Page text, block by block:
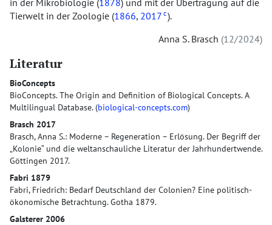
in der Mikrobiologie (1878) und mit der Übertragung auf die
Tierwelt in der Zoologie (1866, 2017 c).
Anna S. Brasch 12/2024
Literatur
BioConcepts
BioConcepts. The Origin and Definition of Biological Concepts. A
Multilingual Database. (biological-concepts.com)
Brasch 2017
Brasch, Anna S.: Moderne – Regeneration – Erlösung. Der Begriff der
„Kolonie“ und die weltanschauliche Literatur der Jahrhundertwende.
Göttingen 2017.
Fabri 1879
Fabri, Friedrich: Bedarf Deutschland der Colonien? Eine politisch-
ökonomische Betrachtung. Gotha 1879.
Galsterer 2006